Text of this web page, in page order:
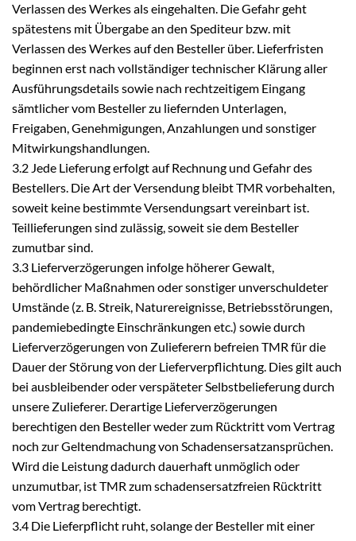
Verlassen des Werkes als eingehalten. Die Gefahr geht
spätestens mit Übergabe an den Spediteur bzw. mit
Verlassen des Werkes auf den Besteller über. Lieferfristen
beginnen erst nach vollständiger technischer Klärung aller
Ausführungsdetails sowie nach rechtzeitigem Eingang
sämtlicher vom Besteller zu liefernden Unterlagen,
Freigaben, Genehmigungen, Anzahlungen und sonstiger
Mitwirkungshandlungen.
3.2 Jede Lieferung erfolgt auf Rechnung und Gefahr des
Bestellers. Die Art der Versendung bleibt TMR vorbehalten,
soweit keine bestimmte Versendungsart vereinbart ist.
Teillieferungen sind zulässig, soweit sie dem Besteller
zumutbar sind.
3.3 Lieferverzögerungen infolge höherer Gewalt,
behördlicher Maßnahmen oder sonstiger unverschuldeter
Umstände (z. B. Streik, Naturereignisse, Betriebsstörungen,
pandemiebedingte Einschränkungen etc.) sowie durch
Lieferverzögerungen von Zulieferern befreien TMR für die
Dauer der Störung von der Lieferverpflichtung. Dies gilt auch
bei ausbleibender oder verspäteter Selbstbelieferung durch
unsere Zulieferer. Derartige Lieferverzögerungen
berechtigen den Besteller weder zum Rücktritt vom Vertrag
noch zur Geltendmachung von Schadensersatzansprüchen.
Wird die Leistung dadurch dauerhaft unmöglich oder
unzumutbar, ist TMR zum schadensersatzfreien Rücktritt
vom Vertrag berechtigt.
3.4 Die Lieferpflicht ruht, solange der Besteller mit einer